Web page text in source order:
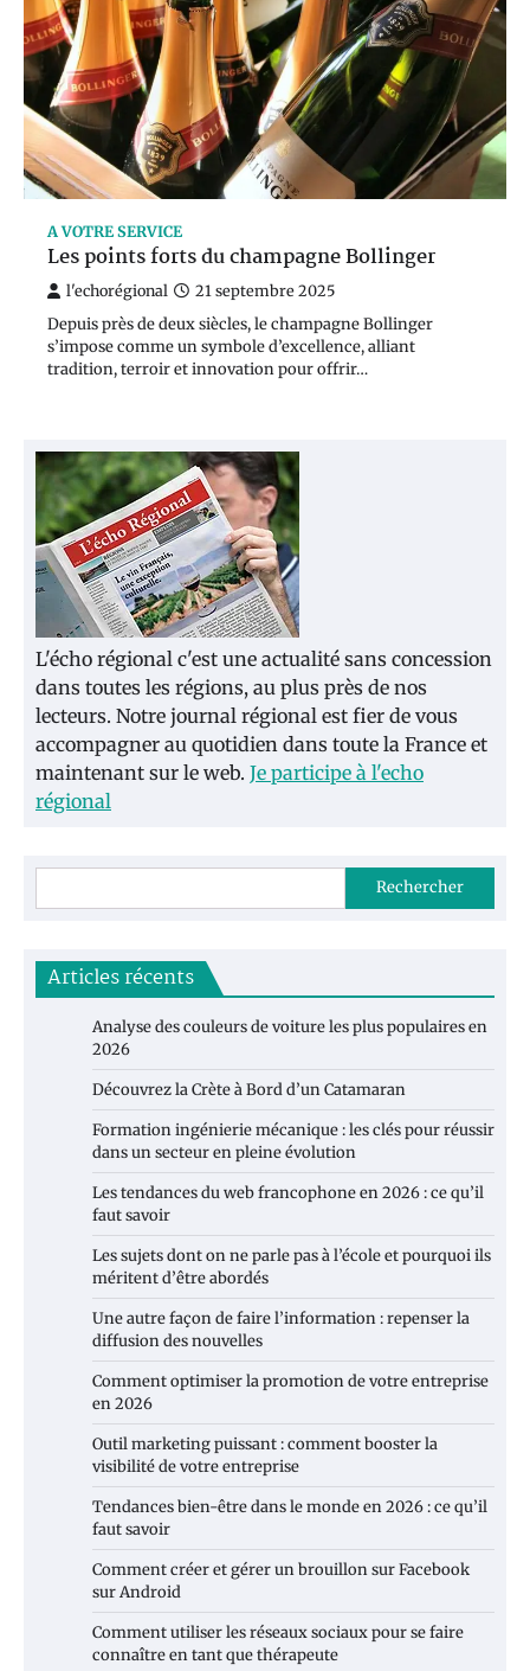
A VOTRE SERVICE
Les points forts du champagne Bollinger
l'echorégional 21 septembre 2025
Depuis près de deux siècles, le champagne Bollinger
s’impose comme un symbole d’excellence, alliant
tradition, terroir et innovation pour offrir…
L'écho régional c'est une actualité sans concession
dans toutes les régions, au plus près de nos
lecteurs. Notre journal régional est fier de vous
accompagner au quotidien dans toute la France et
maintenant sur le web. Je participe à l'echo
régional
Rechercher
Articles récents
Analyse des couleurs de voiture les plus populaires en
2026
Découvrez la Crète à Bord d’un Catamaran
Formation ingénierie mécanique : les clés pour réussir
dans un secteur en pleine évolution
Les tendances du web francophone en 2026 : ce qu’il
faut savoir
Les sujets dont on ne parle pas à l’école et pourquoi ils
méritent d’être abordés
Une autre façon de faire l’information : repenser la
diffusion des nouvelles
Comment optimiser la promotion de votre entreprise
en 2026
Outil marketing puissant : comment booster la
visibilité de votre entreprise
Tendances bien-être dans le monde en 2026 : ce qu’il
faut savoir
Comment créer et gérer un brouillon sur Facebook
sur Android
Comment utiliser les réseaux sociaux pour se faire
connaître en tant que thérapeute